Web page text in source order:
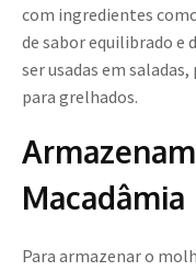
com ingredientes
de sabor equilibrado e
ser usadas em
para grelhados.
Macadâmia
Para armazenar o